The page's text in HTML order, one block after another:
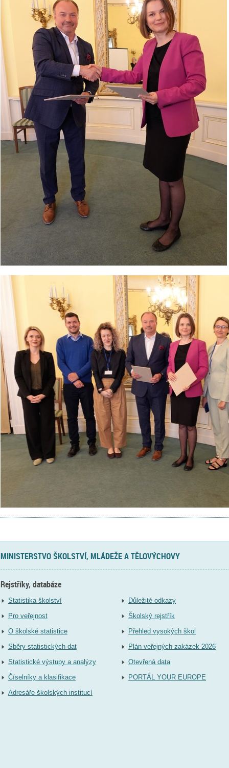
MINISTERSTVO ŠKOLSTVÍ, MLÁDEŽE A TĚLOVÝCHOVY
Rejstříky, databáze
Statistika školství
Pro veřejnost
O školské statistice
Sběry statistických dat
Statistické výstupy a analýzy
Číselníky a klasifikace
Adresáře školských institucí
Důležité odkazy
Školský rejstřík
Přehled vysokých škol
Plán veřejných zakázek 2026
Otevřená data
PORTÁL YOUR EUROPE